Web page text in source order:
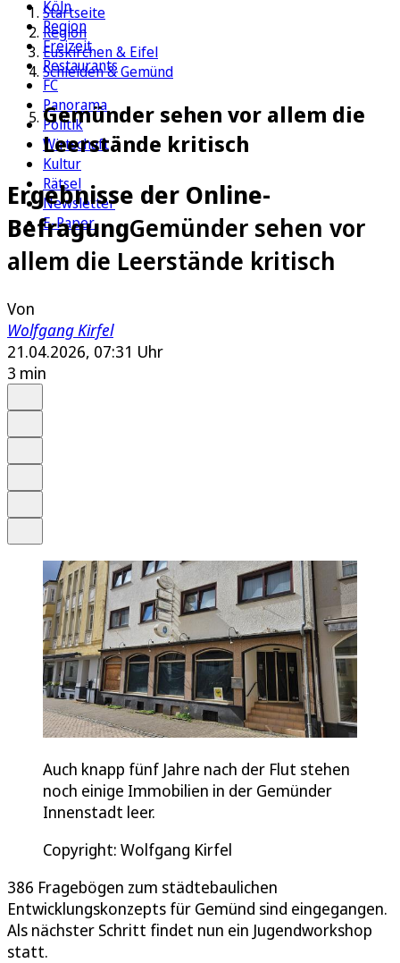
Köln
Region
Freizeit
Restaurants
FC
Panorama
Politik
Wirtschaft
Kultur
Rätsel
Newsletter
E-Paper
Startseite
Region
Euskirchen & Eifel
Schleiden & Gemünd
Gemünder sehen vor allem die
Leerstände kritisch
Ergebnisse der Online-
BefragungGemünder sehen vor
allem die Leerstände kritisch
Von
Wolfgang Kirfel
21.04.2026, 07:31 Uhr
3 min
Auch knapp fünf Jahre nach der Flut stehen
noch einige Immobilien in der Gemünder
Innenstadt leer.
Copyright: Wolfgang Kirfel
386 Fragebögen zum städtebaulichen
Entwicklungskonzepts für Gemünd sind eingegangen.
Als nächster Schritt findet nun ein Jugendworkshop
statt.